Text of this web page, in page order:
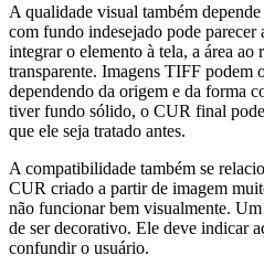
A qualidade visual também
com fundo indesejado pode
integrar o elemento à tela, a área ao
transparente. Imagens TIFF podem
dependendo da origem e da forma
tiver fundo sólido, o CUR final
que ele seja tratado antes.
A compatibilidade também se
CUR criado a partir de imagem
não funcionar bem visualmente.
de ser decorativo. Ele deve indicar
confundir o usuário.